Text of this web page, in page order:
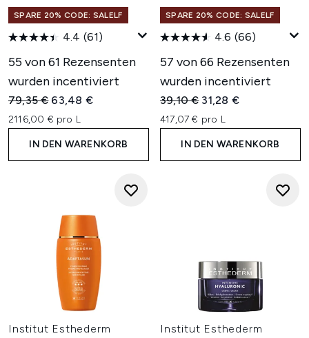
SPARE 20% CODE: SALELF
4.4 (61)
55 von 61 Rezensenten
wurden incentiviert
Unverbindliche Preisempfehlung:
79,35 € Aktueller Preis:
63,48 €
2116,00 € pro L
IN DEN WARENKORB
SPARE 20% CODE: SALELF
4.6 (66)
57 von 66 Rezensenten
wurden incentiviert
Unverbindliche
39,10 € Aktueller Preis:
31,28 €
417,07 € pro L
IN DEN WARENKORB
Institut Esthederm
Institut Esthederm